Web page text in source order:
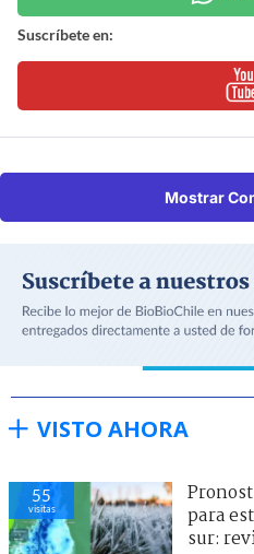
Suscríbete en:
Mostrar
VISTO AHORA
55
visitas
para
sur: